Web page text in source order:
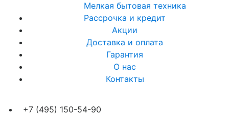
Мелкая бытовая техника
Рассрочка и кредит
Акции
Доставка и оплата
Гарантия
О нас
Контакты
+7 (495) 150-54-90